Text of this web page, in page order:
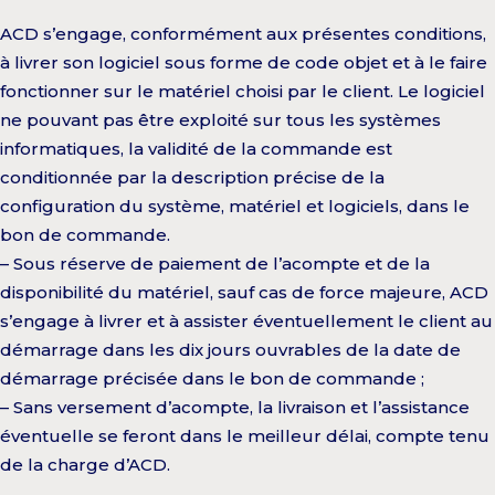
ACD s’engage, conformément aux présentes conditions,
à livrer son logiciel sous forme de code objet et à le faire
fonctionner sur le matériel choisi par le client. Le logiciel
ne pouvant pas être exploité sur tous les systèmes
informatiques, la validité de la commande est
conditionnée par la description précise de la
configuration du système, matériel et logiciels, dans le
bon de commande.
– Sous réserve de paiement de l’acompte et de la
disponibilité du matériel, sauf cas de force majeure, ACD
s’engage à livrer et à assister éventuellement le client au
démarrage dans les dix jours ouvrables de la date de
démarrage précisée dans le bon de commande ;
– Sans versement d’acompte, la livraison et l’assistance
éventuelle se feront dans le meilleur délai, compte tenu
de la charge d’ACD.